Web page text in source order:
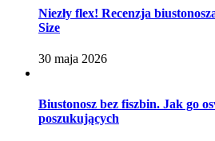
Niezły flex! Recenzja
Size
30 maja 2026
Biustonosz bez fiszbin. Jak go
poszukujących